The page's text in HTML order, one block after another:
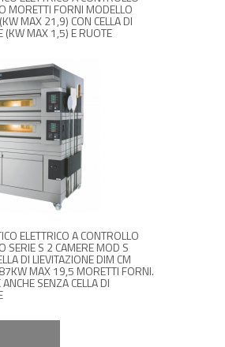
MORETTI FORNI MODELLO
MAX 21,9) CON CELLA DI
(KW MAX 1,5) E RUOTE
ELETTRICO A CONTROLLO
SERIE S 2 CAMERE MOD S
DI LIEVITAZIONE DIM CM
MAX 19,5 MORETTI FORNI.
SENZA CELLA DI
INFORMAZIONI